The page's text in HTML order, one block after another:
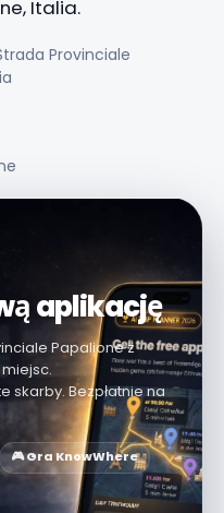
Italia.
Provinciale
aplikację
Papalione z
skarby. Bezpłatnie na
🎮 Gra KnowWhere